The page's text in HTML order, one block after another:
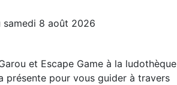
samedi 8 août 2026
et Escape Game à la ludothèque
présente pour vous guider à travers